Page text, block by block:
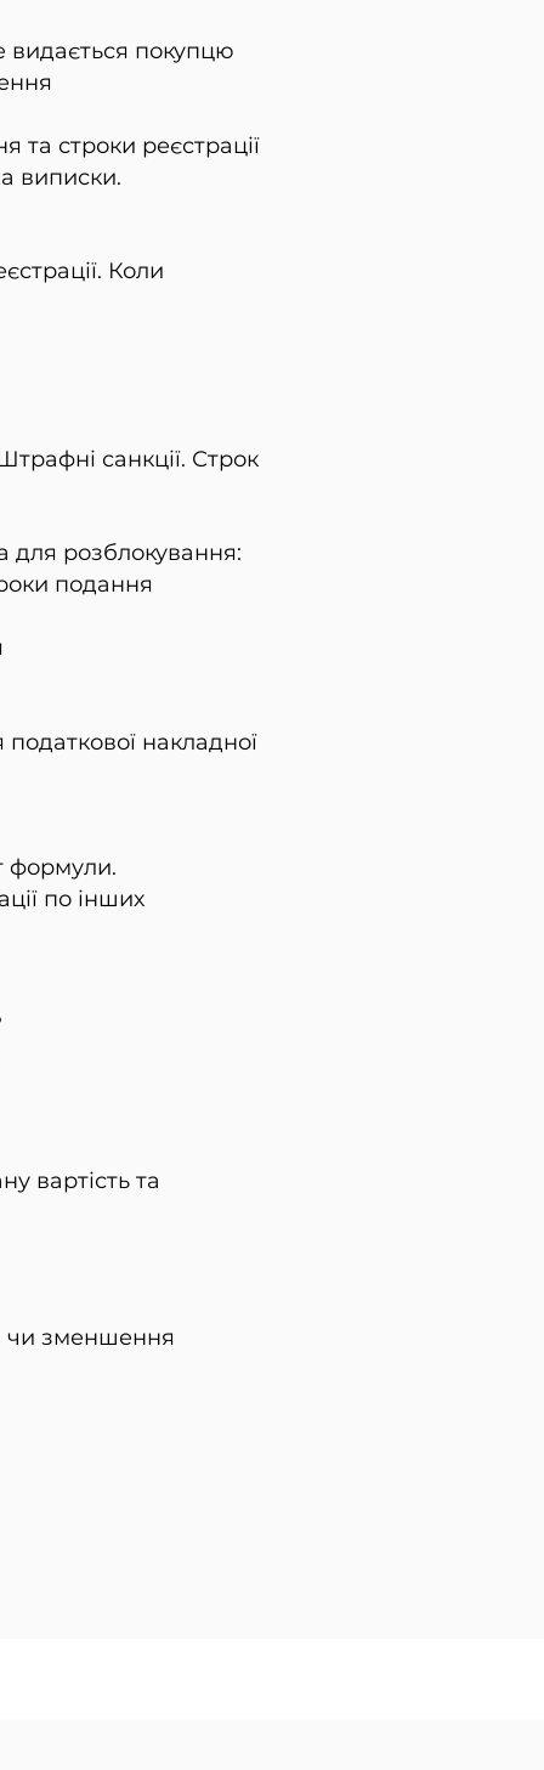
видається покупцю
та строки реєстрації
виписки.
Коли
санкції. Строк
для розблокування:
подання
накладної
формули.
по інших
вартість та
чи зменшення